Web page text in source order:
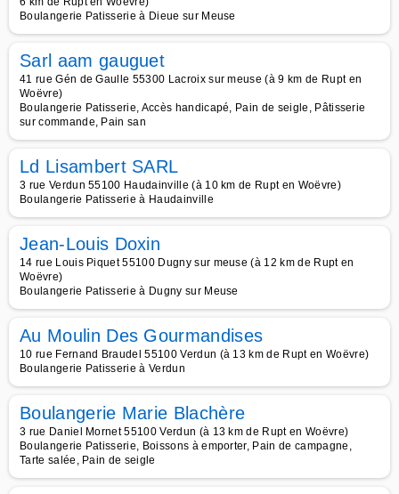
Boulangerie Patisserie à Dieue sur Meuse
Sarl aam gauguet
41 rue Gén de Gaulle 55300 Lacroix sur meuse (à 9 km de Rupt en
Woëvre)
Boulangerie Patisserie, Accès handicapé, Pain de seigle, Pâtisserie
sur commande, Pain san
Ld Lisambert SARL
3 rue Verdun 55100 Haudainville (à 10 km de Rupt en Woëvre)
Boulangerie Patisserie à Haudainville
Jean-Louis Doxin
14 rue Louis Piquet 55100 Dugny sur meuse (à 12 km de Rupt en
Woëvre)
Boulangerie Patisserie à Dugny sur Meuse
Au Moulin Des Gourmandises
10 rue Fernand Braudel 55100 Verdun (à 13 km de Rupt en Woëvre)
Boulangerie Patisserie à Verdun
Boulangerie Marie Blachère
3 rue Daniel Mornet 55100 Verdun (à 13 km de Rupt en Woëvre)
Boulangerie Patisserie, Boissons à emporter, Pain de campagne,
Tarte salée, Pain de seigle